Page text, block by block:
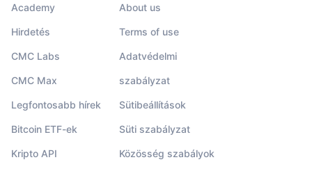
Academy
Hirdetés
CMC Labs
CMC Max
Legfontosabb hírek
Bitcoin ETF-ek
Kripto API
About us
Terms of use
Adatvédelmi
szabályzat
Sütibeállítások
Süti szabályzat
Közösség szabályok